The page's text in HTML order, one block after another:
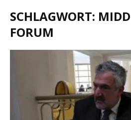
SCHLAGWORT:
FORUM